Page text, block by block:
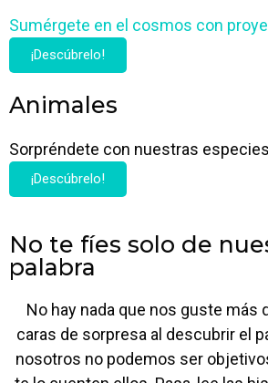
Sumérgete en el cosmos con
¡Descúbrelo!
Animales
Sorpréndete con nuestras
¡Descúbrelo!
No te fíes solo de
palabra
No hay nada que nos guste más
caras de sorpresa al descubrir el
nosotros no podemos ser